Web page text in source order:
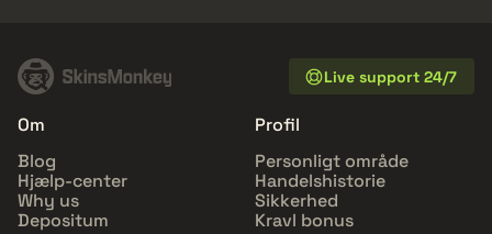
Live support 24/7
Om
Blog
Hjælp-center
Why us
Depositum
Profil
Personligt område
Handelshistorie
Sikkerhed
Kravl bonus